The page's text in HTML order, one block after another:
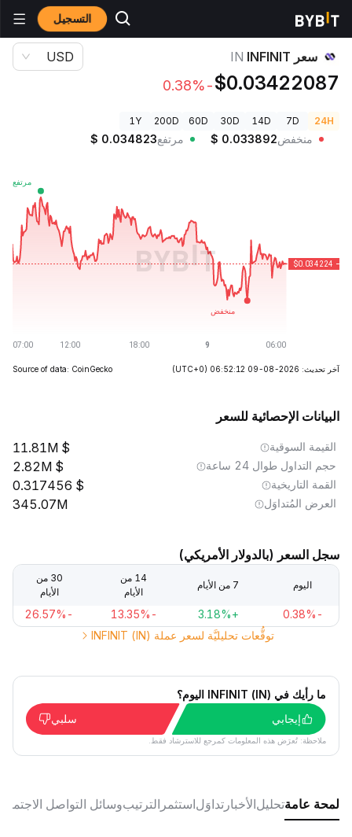
التسجيل أسعار العملات الرقمية
سعر INFINIT IN
$0.03422087
-0.38%
USD
24H
7D
14D
30D
60D
200D
1Y
منخفض $ 0.033892 مرتفع $ 0.034823
آخر تحديث: 2026-08-09 06:52:12 (UTC+0)
Source of data: CoinGecko
البيانات الإحصائية للسعر
القيمة السوقية 11.81M
حجم التداول طوال 24 ساعة 2.82M
القمة التاريخية 0.317456
العرض المُتداوَل 345.07M
سجل السعر (بالدولار الأمريكي)
اليوم 7 من الأيام
14 من
الأيام
30 من
الأيام
-0.38%
+3.18%
-13.35%
-26.57%
توقُّعات تحليليَّة لسعر عملة INFINIT (IN)
ما رأيك في INFINIT (IN) اليوم؟
إيجابي
سلبي
ملاحظة: تُعرَض هذه المعلومات كمرجع للاسترشاد فقط.
لمحة عامةتحليلالأخبار تداوَلاستثمر الترتيبوسائل التواصل